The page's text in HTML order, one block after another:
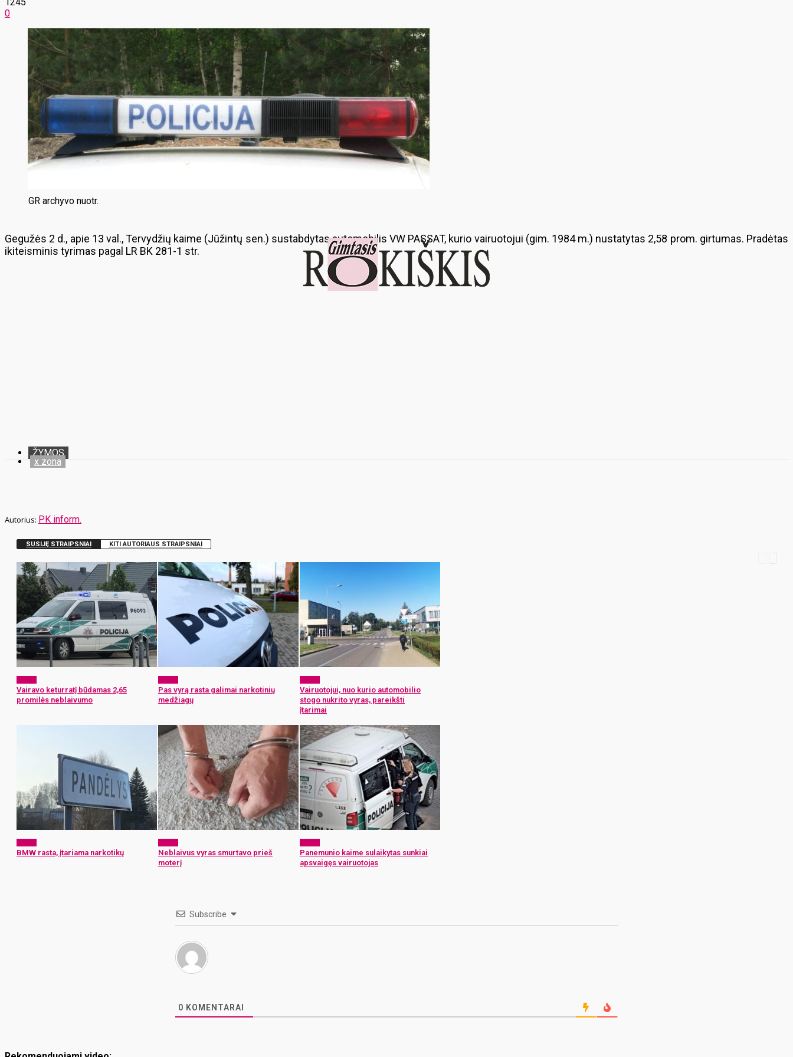
0
GR archyvo nuotr.
Gegužės 2 d., apie 13 val., Tervydžių kaime (Jūžintų sen.) sustabdytas automobilis VW PASSAT, kurio vairuotojui (gim. 1984 m.) nustatytas 2,58 prom. girtumas. Pradėtas
ikiteisminis tyrimas pagal LR BK 281-1 str.
ŽYMOS
x zona
PK inform.
SUSIJĘ STRAIPSNIAI KITI AUTORIAUS STRAIPSNIAI
Vairavo keturratį būdamas 2,65
promilės neblaivumo
Pas vyrą rasta galimai narkotinių
medžiagų
Vairuotojui, nuo kurio automobilio
stogo nukrito vyras, pareikšti
įtarimai
BMW rasta, įtariama narkotikų
Neblaivus vyras smurtavo prieš
moterį
Panemunio kaime sulaikytas sunkiai
apsvaigęs vairuotojas
Subscribe
0 KOMENTARAI